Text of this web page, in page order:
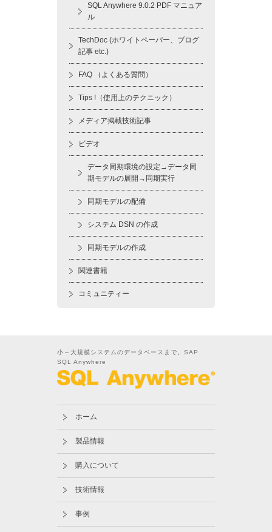
SQL Anywhere 9.0.2 PDF マニュア
ル
TechDoc (ホワイトペーパー、ブログ
記事 etc.)
FAQ （よくある質問）
Tips !（使用上のテクニック）
メディア掲載技術記事
ビデオ
データ同期環境の設定→データ同
期モデルの展開→同期実行
同期モデルの配備
システム DSN の作成
同期モデルの作成
関連書籍
コミュニティー
小～大規模システムのデータベースまで。SAP
SQL Anywhere
ホーム
製品情報
購入について
技術情報
事例